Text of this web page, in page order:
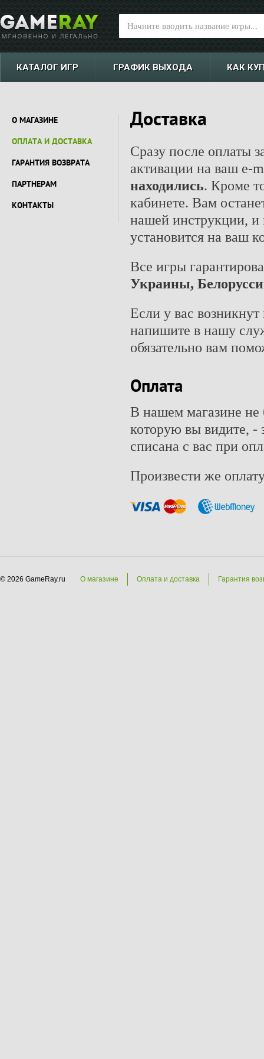
КАТАЛОГ ИГР ГРАФИК ВЫХОДА КАК
О МАГАЗИНЕ
ОПЛАТА И ДОСТАВКА
ГАРАНТИЯ ВОЗВРАТА
ПАРТНЕРАМ
КОНТАКТЫ
Доставка
Сразу после оплаты
активации на ваш e-
находились. Кроме
кабинете. Вам
нашей инструкции, и
установится на ваш
Все игры
Украины,
Если у вас
напишите в нашу
обязательно вам
Оплата
В нашем магазине не
которую вы видите, -
списана с вас при
Произвести же
© 2026 GameRay.ru О магазине Оплата и доставка Гарантия